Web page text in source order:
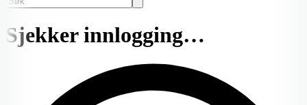
Sjekker innlogging…